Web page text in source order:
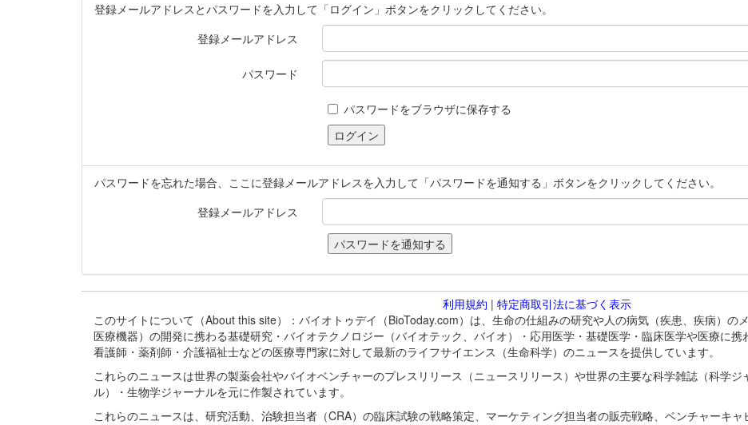
登録メールアドレスとパスワードを入力して「ログイン」ボタンをクリックしてください。
登録メールアドレス
パスワード
パスワードをブラウザに保存する
パスワードを忘れた場合、ここに登録メールアドレスを入力して「パスワードを通知する」ボタンをクリックしてください。
登録メールアドレス
利用規約 | 特定商取引法に基づく表示
このサイトについて（About this site）：バイオトゥデイ（BioToday.com）は、生命の仕組みの研究や人の病気（疾患、疾病）の
医療機器）の開発に携わる基礎研究・バイオテクノロジー（バイオテック、バイオ）・応用医学・基礎医学・臨床医学や医療に携
看護師・薬剤師・介護福祉士などの医療専門家に対して最新のライフサイエンス（生命科学）のニュースを提供しています。
これらのニュースは世界の製薬会社やバイオベンチャーのプレスリリース（ニュースリリース）や世界の主要な科学雑誌（科学
ル）・生物学ジャーナルを元に作製されています。
これらのニュースは、研究活動、治験担当者（CRA）の臨床試験の戦略策定、マーケティング担当者の販売戦略、ベンチャーキャ